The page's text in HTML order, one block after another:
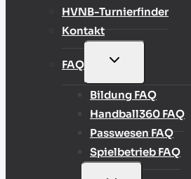
HVNB-Turnierfinder
Kontakt
FAQ
UNTERMENÜ
Bildung FAQ
Handball360 FAQ
Passwesen FAQ
Spielbetrieb FAQ